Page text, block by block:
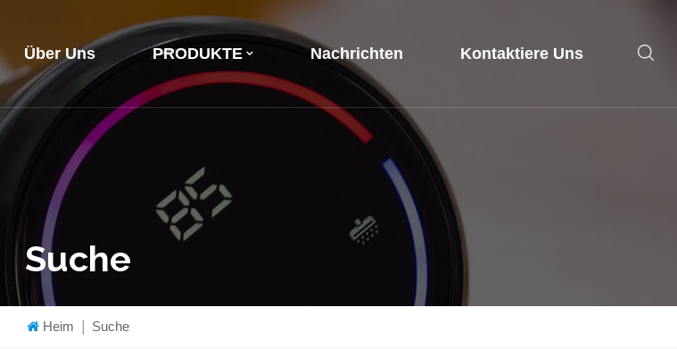
Über Uns PRODUKTE Nachrichten Kontaktiere Uns
Suche
Heim Suche